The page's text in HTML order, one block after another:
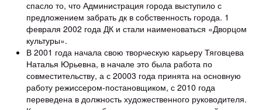
спасло то, что Администрация города выступило с
предложением забрать дк в собственность города. 1
февраля 2002 года ДК и стали наименоваться «Дворцом
культуры».
В 2001 года начала свою творческую карьеру Тяговцева
Наталья Юрьевна, в начале это была работа по
совместительству, а с 20003 года принята на основную
работу режиссером-постановщиком, с 2010 года
переведена в должность художественного руководителя.